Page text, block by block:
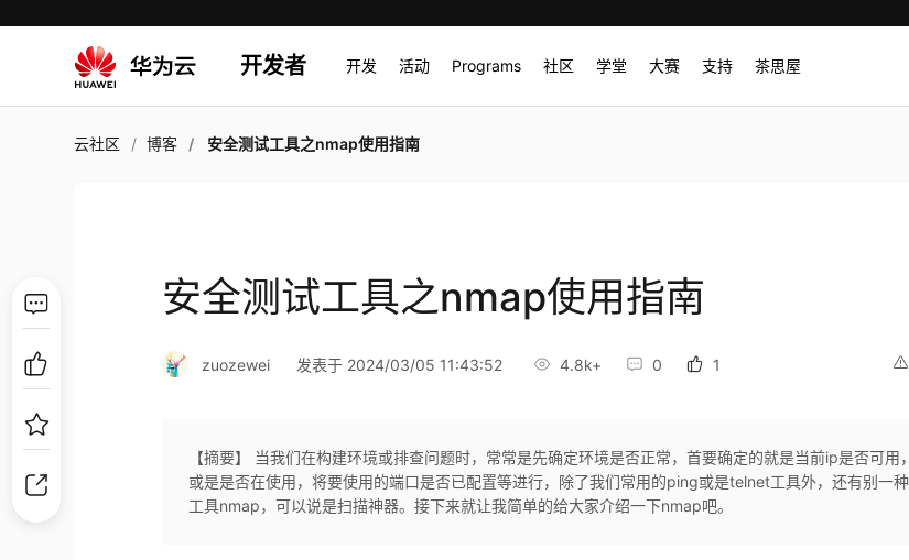
开发者 开发 活动 Programs 社区 学堂 大赛 支持 茶思屋
云社区 博客 安全测试工具之nmap使用指南
安全测试工具之nmap使用指南
zuozewei 发表于 2024/03/05 11:43:52 4.8k+ 0 1
【摘要】 当我们在构建环境或排查问题时，常常是先确定环境是否正常，首要确定的就是当前ip是否可用，
或是是否在使用，将要使用的端口是否已配置等进行，除了我们常用的ping或是telnet工具外，还有别一种
工具nmap，可以说是扫描神器。接下来就让我简单的给大家介绍一下nmap吧。